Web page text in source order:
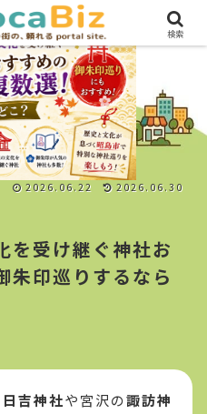
を受け継ぐ神社お
朱印巡りするなら
2026.06.22 2026.06.30
日吉神社や宮沢の諏訪神
検索